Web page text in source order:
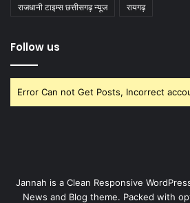
राजधानी टाइम्स छत्तीसगढ़ न्यूज रायगढ़
Follow us
Error Can not Get Posts, Incorrect
Jannah is a Clean Responsive
News and Blog theme. Packed with